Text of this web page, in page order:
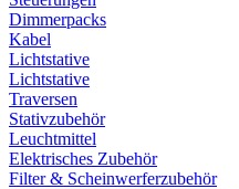
Dimmerpacks
Kabel
Lichtstative
Lichtstative
Traversen
Stativzubehör
Leuchtmittel
Elektrisches Zubehör
Filter & Scheinwerferzubehör